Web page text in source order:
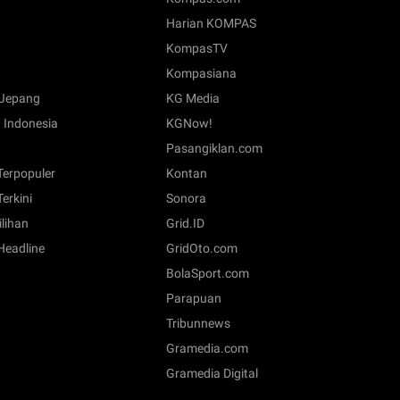
Indonesia
Harian KOMPAS
KompasTV
Kompasiana
KG Media
KGNow!
Pasangiklan.com
Kontan
Sonora
Grid.ID
GridOto.com
BolaSport.com
Parapuan
Tribunnews
Gramedia.com
Gramedia Digital